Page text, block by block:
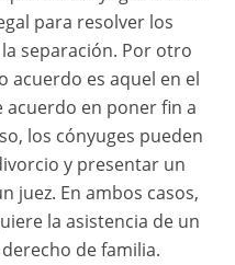
para resolver los
separación. Por otro
acuerdo es aquel en el
acuerdo en poner fin a
los cónyuges pueden
y presentar un
juez. En ambos casos,
la asistencia de un
de familia.